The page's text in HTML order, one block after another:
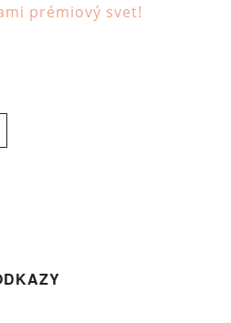
prémiový svet!